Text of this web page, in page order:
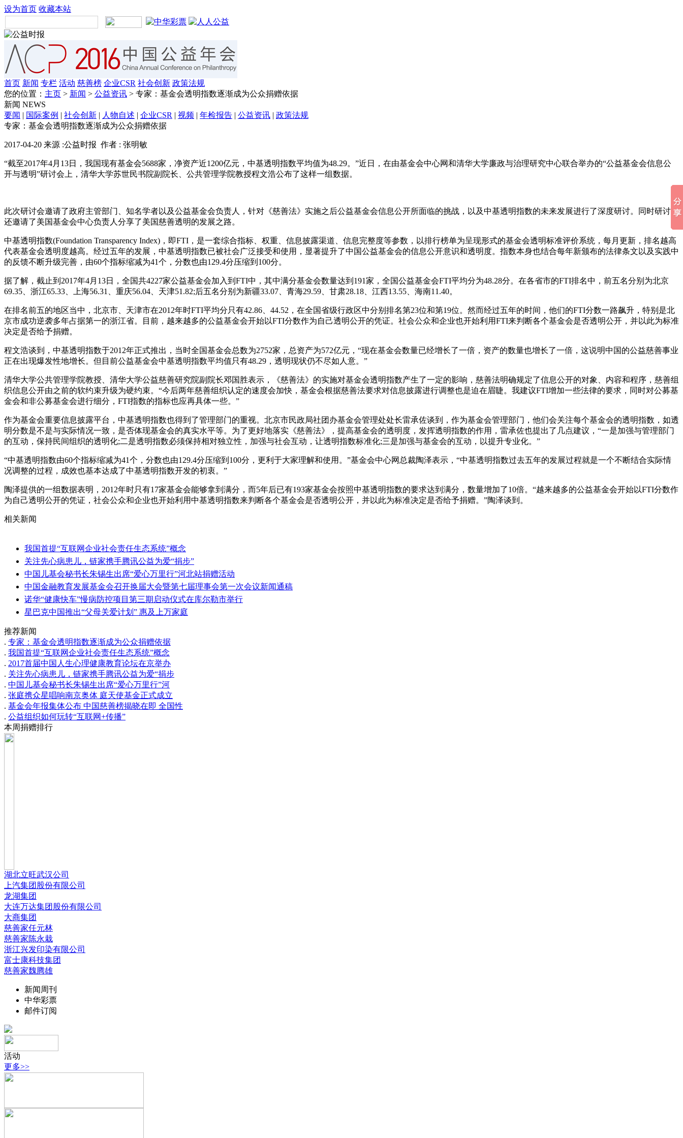
设为首页 收藏本站
首页 新闻 专栏 活动 慈善榜 企业CSR 社会创新 政策法规
您的位置： 主页 > 新闻 > 公益资讯 > 专家：基金会透明指数逐渐成为公众捐赠依据
新闻 NEWS
要闻 | 国际案例 | 社会创新 | 人物自述 | 企业CSR | 视频 | 年检报告 | 公益资讯 | 政策法规
专家：基金会透明指数逐渐成为公众捐赠依据
2017-04-20 来源 :公益时报 作者 : 张明敏
“截至2017年4月13日，我国现有基金会5688家，净资产近1200亿元，中基透明指数平均值为48.29。”近日，在由基金会中心网和清华大学廉政与治理研究中心联合举办的“公益基金会信息公
开与透明”研讨会上，清华大学苏世民书院副院长、公共管理学院教授程文浩公布了这样一组数据。
此次研讨会邀请了政府主管部门、知名学者以及公益基金会负责人，针对《慈善法》实施之后公益基金会信息公开所面临的挑战，以及中基透明指数的未来发展进行了深度研讨。同时研讨会
还邀请了美国基金会中心负责人分享了美国慈善透明的发展之路。
中基透明指数(Foundation Transparency Index)，即FTI，是一套综合指标、权重、信息披露渠道、信息完整度等参数，以排行榜单为呈现形式的基金会透明标准评价系统，每月更新，排名越高
代表基金会透明度越高。经过五年的发展，中基透明指数已被社会广泛接受和使用，显著提升了中国公益基金会的信息公开意识和透明度。指数本身也结合每年新颁布的法律条文以及实践中
的反馈不断升级完善，由60个指标缩减为41个，分数也由129.4分压缩到100分。
据了解，截止到2017年4月13日，全国共4227家公益基金会加入到FTI中，其中满分基金会数量达到191家，全国公益基金会FTI平均分为48.28分。在各省市的FTI排名中，前五名分别为北京
69.35、浙江65.33、上海56.31、重庆56.04、天津51.82;后五名分别为新疆33.07、青海29.59、甘肃28.18、江西13.55、海南11.40。
在排名前五的地区当中，北京市、天津市在2012年时FTI平均分只有42.86、44.52，在全国省级行政区中分别排名第23位和第19位。然而经过五年的时间，他们的FTI分数一路飙升，特别是北
京市成功逆袭多年占据第一的浙江省。目前，越来越多的公益基金会开始以FTI分数作为自己透明公开的凭证。社会公众和企业也开始利用FTI来判断各个基金会是否透明公开，并以此为标准
决定是否给予捐赠。
程文浩谈到，中基透明指数于2012年正式推出，当时全国基金会总数为2752家，总资产为572亿元，“现在基金会数量已经增长了一倍，资产的数量也增长了一倍，这说明中国的公益慈善事业
正在出现爆发性地增长。但目前公益基金会中基透明指数平均值只有48.29，透明现状仍不尽如人意。”
清华大学公共管理学院教授、清华大学公益慈善研究院副院长邓国胜表示，《慈善法》的实施对基金会透明指数产生了一定的影响，慈善法明确规定了信息公开的对象、内容和程序，慈善组
织信息公开由之前的软约束升级为硬约束。“今后两年慈善组织认定的速度会加快，基金会根据慈善法要求对信息披露进行调整也是迫在眉睫。我建议FTI增加一些法律的要求，同时对公募基
金会和非公募基金会进行细分，FTI指数的指标也应再具体一些。”
作为基金会重要信息披露平台，中基透明指数也得到了管理部门的重视。北京市民政局社团办基金会管理处处长雷承佐谈到，作为基金会管理部门，他们会关注每个基金会的透明指数，如透
明分数是不是与实际情况一致，是否体现基金会的真实水平等。为了更好地落实《慈善法》，提高基金会的透明度，发挥透明指数的作用，雷承佐也提出了几点建议，“一是加强与管理部门
的互动，保持民间组织的透明化;二是透明指数必须保持相对独立性，加强与社会互动，让透明指数标准化;三是加强与基金会的互动，以提升专业化。”
“中基透明指数由60个指标缩减为41个，分数也由129.4分压缩到100分，更利于大家理解和使用。”基金会中心网总裁陶泽表示，“中基透明指数过去五年的发展过程就是一个不断结合实际情
况调整的过程，成效也基本达成了中基透明指数开发的初衷。”
陶泽提供的一组数据表明，2012年时只有17家基金会能够拿到满分，而5年后已有193家基金会按照中基透明指数的要求达到满分，数量增加了10倍。“越来越多的公益基金会开始以FTI分数作
为自己透明公开的凭证，社会公众和企业也开始利用中基透明指数来判断各个基金会是否透明公开，并以此为标准决定是否给予捐赠。”陶泽谈到。
相关新闻
我国首提“互联网企业社会责任生态系统”概念
关注先心病患儿，链家携手腾讯公益为爱“捐步”
中国儿基会秘书长朱锡生出席“爱心万里行”河北站捐赠活动
中国金融教育发展基金会召开换届大会暨第七届理事会第一次会议新闻通稿
诺华“健康快车”慢病防控项目第三期启动仪式在库尔勒市举行
星巴克中国推出“父母关爱计划” 惠及上万家庭
推荐新闻
. 专家：基金会透明指数逐渐成为公众捐赠依据
. 我国首提“互联网企业社会责任生态系统”概念
. 2017首届中国人生心理健康教育论坛在京举办
. 关注先心病患儿，链家携手腾讯公益为爱“捐步
. 中国儿基会秘书长朱锡生出席“爱心万里行”河
. 张庭携众星唱响南京奥体 庭天使基金正式成立
. 基金会年报集体公布 中国慈善榜揭晓在即 全国性
. 公益组织如何玩转“互联网+传播”
本周捐赠排行
湖北立旺武汉公司
上汽集团股份有限公司
龙湖集团
大连万达集团股份有限公司
大商集团
慈善家任元林
慈善家陈永栽
浙江兴发印染有限公司
富士康科技集团
慈善家魏腾雄
新闻周刊
中华彩票
邮件订阅
活动
更多>>